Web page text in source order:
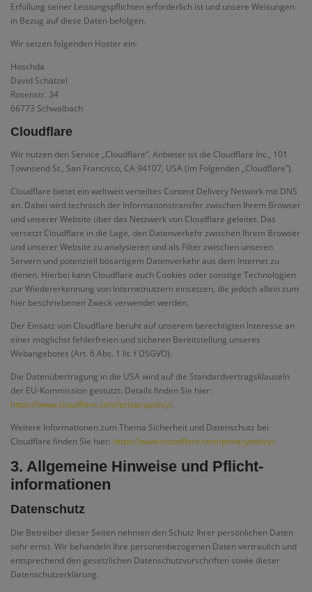
Erfüllung seiner Leistungspflichten erforderlich ist und unsere Weisungen
in Bezug auf diese Daten befolgen.
Wir setzen folgenden Hoster ein:
Hoschda
David Schätzel
Rosenstr. 34
66773 Schwalbach
Cloudflare
Wir nutzen den Service „Cloudflare“. Anbieter ist die Cloudflare Inc., 101
Townsend St., San Francisco, CA 94107, USA (im Folgenden „Cloudflare”).
Cloudflare bietet ein weltweit verteiltes Content Delivery Network mit DNS
an. Dabei wird technisch der Informationstransfer zwischen Ihrem Browser
und unserer Website über das Netzwerk von Cloudflare geleitet. Das
versetzt Cloudflare in die Lage, den Datenverkehr zwischen Ihrem Browser
und unserer Website zu analysieren und als Filter zwischen unseren
Servern und potenziell bösartigem Datenverkehr aus dem Internet zu
dienen. Hierbei kann Cloudflare auch Cookies oder sonstige Technologien
zur Wiedererkennung von Internetnutzern einsetzen, die jedoch allein zum
hier beschriebenen Zweck verwendet werden.
Der Einsatz von Cloudflare beruht auf unserem berechtigten Interesse an
einer möglichst fehlerfreien und sicheren Bereitstellung unseres
Webangebotes (Art. 6 Abs. 1 lit. f DSGVO).
Die Datenübertragung in die USA wird auf die Standardvertragsklauseln
der EU-Kommission gestützt. Details finden Sie hier:
https://www.cloudflare.com/privacypolicy/.
Weitere Informationen zum Thema Sicherheit und Datenschutz bei
Cloudflare finden Sie hier: https://www.cloudflare.com/privacypolicy/.
3. Allgemeine Hinweise und Pflicht­
informationen
Datenschutz
Die Betreiber dieser Seiten nehmen den Schutz Ihrer persönlichen Daten
sehr ernst. Wir behandeln Ihre personenbezogenen Daten vertraulich und
entsprechend den gesetzlichen Datenschutzvorschriften sowie dieser
Datenschutzerklärung.